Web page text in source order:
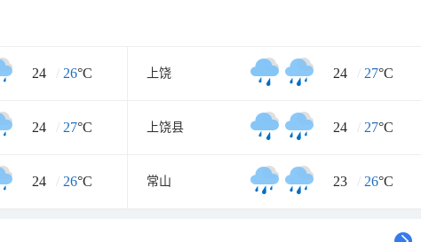
24 / 26°C 上饶 24 / 27°C
24 / 27°C 上饶县 24 / 27°C
24 / 26°C 常山 23 / 26°C